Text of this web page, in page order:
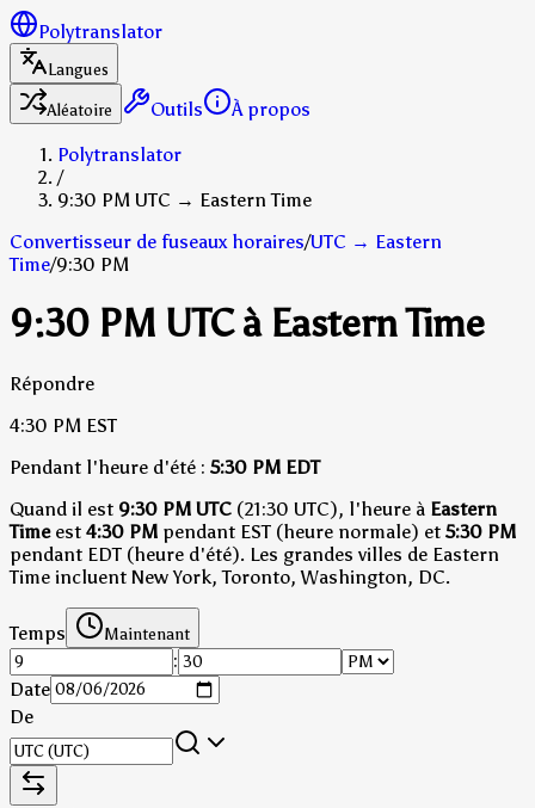
Polytranslator
Langues
Aléatoire
Outils
À propos
Polytranslator
/
9:30 PM UTC → Eastern Time
Convertisseur de fuseaux horaires/UTC → Eastern
Time/9:30 PM
9:30 PM UTC à Eastern Time
Répondre
4:30 PM EST
Pendant l'heure d'été : 5:30 PM EDT
Quand il est 9:30 PM UTC (21:30 UTC), l'heure à Eastern
Timeest 4:30 PM pendant EST (heure normale) et 5:30 PM
pendant EDT (heure d'été). Les grandes villes de Eastern
Time incluent New York, Toronto, Washington, DC.
Temps Maintenant
:
Date
De